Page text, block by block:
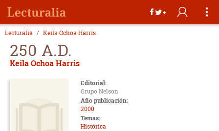
Lecturalia Keila Ochoa Harris
250 A.D.
Keila Ochoa Harris
Editorial:
Grupo Nelson
Año publicación:
2000
Temas:
Histórica